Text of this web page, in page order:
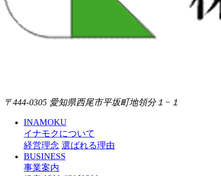
〒444-0305 愛知県西尾市平坂町地領分１−１
INAMOKU
イナモクについて
経営理念 選ばれる理由
BUSINESS
事業案内